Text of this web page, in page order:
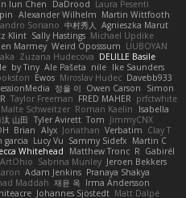
lun Chen DaDrood Laura Pesenti
Alexander Wilhelm Martin Wittfooth
Soriano 中村秀人
Agnieszka Marut
Klint Sally Hastings Michael Updike
Marmey Weird Oposssum LIUBOYAN
Zuzana Hudecova DELILLE Basile
by Tiny Ale Pašeta nile Ike Saunders
Ewos Miroslav Hudec Davebb933
정율 이 Owen Carson
Simon
Taylor Freeman FRED MAHER prfctwhite
Malte Schweitzer Roman Kaelin
Isabella
汰 山田 Tyler Avirett Tom JimmyCNX
Brian Alyx Jonathan Verbatim Clay T
garcia Lucy Vu Sammy Sidefx Martin C
Whitehead Matthew Tronc R Gabirél
Sabrina Munley Jeroen Bekkers
Adam Jenkins Pranaya Shakya
Maddah 재윤 옥 Irma Andersson
Johannes Sjöstedt Matt Dalpé